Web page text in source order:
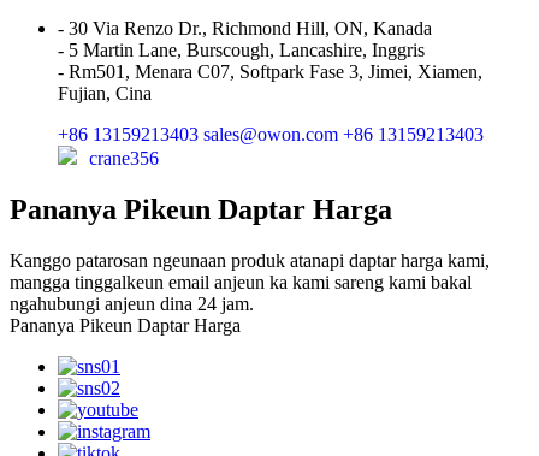
- 30 Via Renzo Dr., Richmond Hill, ON, Kanada
- 5 Martin Lane, Burscough, Lancashire, Inggris
- Rm501, Menara C07, Softpark Fase 3, Jimei, Xiamen,
Fujian, Cina
+86 13159213403 sales@owon.com +86 13159213403
crane356
Pananya Pikeun Daptar Harga
Kanggo patarosan ngeunaan produk atanapi daptar harga kami,
mangga tinggalkeun email anjeun ka kami sareng kami bakal
ngahubungi anjeun dina 24 jam.
Pananya Pikeun Daptar Harga